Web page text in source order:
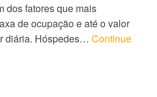
dos fatores que mais
de ocupação e até o valor
diária. Hóspedes… Continue